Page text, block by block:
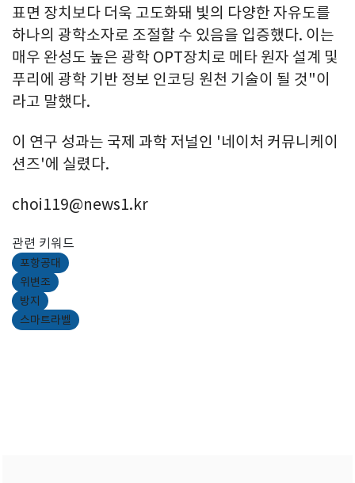
표면 장치보다 더욱 고도화돼 빛의 다양한 자유도를
하나의 광학소자로 조절할 수 있음을 입증했다. 이는
매우 완성도 높은 광학 OPT장치로 메타 원자 설계 및
푸리에 광학 기반 정보 인코딩 원천 기술이 될 것"이
라고 말했다.
이 연구 성과는 국제 과학 저널인 '네이처 커뮤니케이
션즈'에 실렸다.
choi119@news1.kr
관련 키워드
포항공대
위변조
방지
스마트라벨